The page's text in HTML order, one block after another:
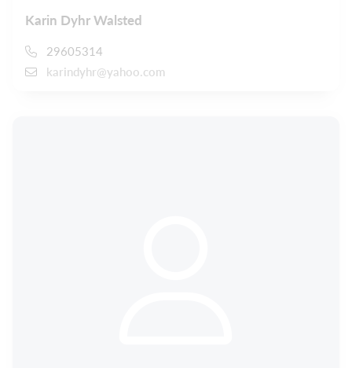
Karin Dyhr Walsted
29605314
karindyhr@yahoo.com